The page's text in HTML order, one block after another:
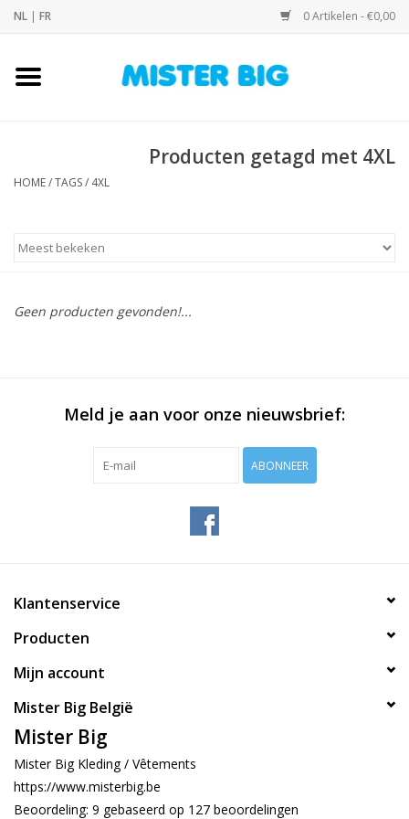
NL | FR 0 Artikelen - €0,00
Home
Onze Winkel
Contact
Producten getagd met 4XL
HOME/TAGS/ 4XL
Geen producten gevonden!...
Meld je aan voor onze nieuwsbrief:
ABONNEER
Klantenservice
Producten
Mijn account
Mister Big België
Mister Big
Mister Big Kleding / Vêtements
https://www.misterbig.be
Beoordeling: 9 gebaseerd op 127 beoordelingen